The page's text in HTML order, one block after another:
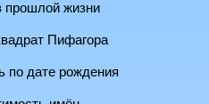
прошлой жизни
Пифагора
по дате рождения